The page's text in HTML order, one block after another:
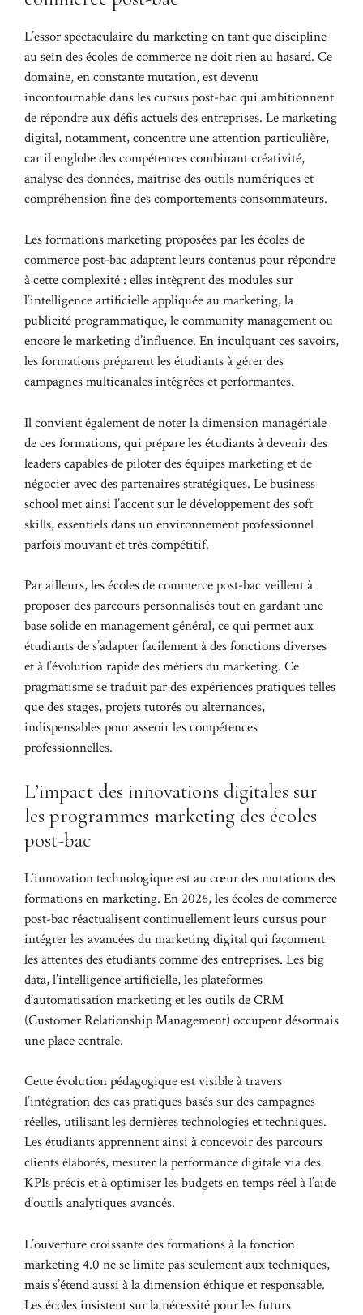
L’essor spectaculaire du marketing en tant que discipline
au sein des écoles de commerce ne doit rien au hasard. Ce
domaine, en constante mutation, est devenu
incontournable dans les cursus post-bac qui ambitionnent
de répondre aux défis actuels des entreprises. Le marketing
digital, notamment, concentre une attention particulière,
car il englobe des compétences combinant créativité,
analyse des données, maîtrise des outils numériques et
compréhension fine des comportements consommateurs.
Les formations marketing proposées par les écoles de
commerce post-bac adaptent leurs contenus pour répondre
à cette complexité : elles intègrent des modules sur
l’intelligence artificielle appliquée au marketing, la
publicité programmatique, le community management ou
encore le marketing d’influence. En inculquant ces savoirs,
les formations préparent les étudiants à gérer des
campagnes multicanales intégrées et performantes.
Il convient également de noter la dimension managériale
de ces formations, qui prépare les étudiants à devenir des
leaders capables de piloter des équipes marketing et de
négocier avec des partenaires stratégiques. Le business
school met ainsi l’accent sur le développement des soft
skills, essentiels dans un environnement professionnel
parfois mouvant et très compétitif.
Par ailleurs, les écoles de commerce post-bac veillent à
proposer des parcours personnalisés tout en gardant une
base solide en management général, ce qui permet aux
étudiants de s’adapter facilement à des fonctions diverses
et à l’évolution rapide des métiers du marketing. Ce
pragmatisme se traduit par des expériences pratiques telles
que des stages, projets tutorés ou alternances,
indispensables pour asseoir les compétences
professionnelles.
L’impact des innovations digitales sur
les programmes marketing des écoles
post-bac
L’innovation technologique est au cœur des mutations des
formations en marketing. En 2026, les écoles de commerce
post-bac réactualisent continuellement leurs cursus pour
intégrer les avancées du marketing digital qui façonnent
les attentes des étudiants comme des entreprises. Les big
data, l’intelligence artificielle, les plateformes
d’automatisation marketing et les outils de CRM
(Customer Relationship Management) occupent désormais
une place centrale.
Cette évolution pédagogique est visible à travers
l’intégration des cas pratiques basés sur des campagnes
réelles, utilisant les dernières technologies et techniques.
Les étudiants apprennent ainsi à concevoir des parcours
clients élaborés, mesurer la performance digitale via des
KPIs précis et à optimiser les budgets en temps réel à l’aide
d’outils analytiques avancés.
L’ouverture croissante des formations à la fonction
marketing 4.0 ne se limite pas seulement aux techniques,
mais s’étend aussi à la dimension éthique et responsable.
Les écoles insistent sur la nécessité pour les futurs